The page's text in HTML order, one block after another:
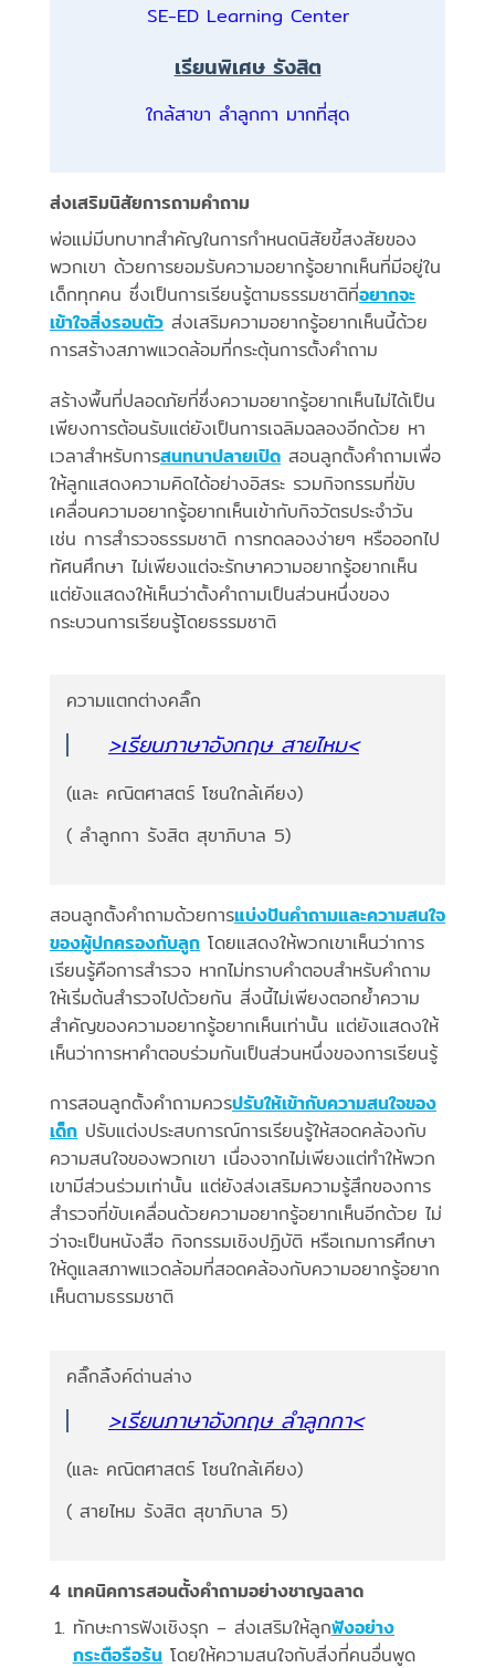
SE-ED Learning Center
เรียนพิเศษ รังสิต
ใกล้สาขา ลำลูกกา มากที่สุด
ส่งเสริมนิสัยการถามคำถาม
พ่อแม่มีบทบาทสำคัญในการกำหนดนิสัยขี้สงสัยของ
พวกเขา ด้วยการยอมรับความอยากรู้อยากเห็นที่มีอยู่ใน
เด็กทุกคน ซึ่งเป็นการเรียนรู้ตามธรรมชาติที่อยากจะ
เข้าใจสิ่งรอบตัว ส่งเสริมความอยากรู้อยากเห็นนี้ด้วย
การสร้างสภาพแวดล้อมที่กระตุ้นการตั้งคำถาม
สร้างพื้นที่ปลอดภัยที่ซึ่งความอยากรู้อยากเห็นไม่ได้เป็น
เพียงการต้อนรับแต่ยังเป็นการเฉลิมฉลองอีกด้วย หา
เวลาสำหรับการสนทนาปลายเปิด สอนลูกตั้งคำถามเพื่อ
ให้ลูกแสดงความคิดได้อย่างอิสระ รวมกิจกรรมที่ขับ
เคลื่อนความอยากรู้อยากเห็นเข้ากับกิจวัตรประจำวัน
เช่น การสำรวจธรรมชาติ การทดลองง่ายๆ หรือออกไป
ทัศนศึกษา ไม่เพียงแต่จะรักษาความอยากรู้อยากเห็น
แต่ยังแสดงให้เห็นว่าตั้งคำถามเป็นส่วนหนึ่งของ
กระบวนการเรียนรู้โดยธรรมชาติ
ความแตกต่างคลิ๊ก
>เรียนภาษาอังกฤษ สายไหม<
(และ คณิตศาสตร์ โซนใกล้เคียง)
( ลำลูกกา รังสิต สุขาภิบาล 5)
สอนลูกตั้งคำถามด้วยการแบ่งปันคำถามและความสนใจ
ของผู้ปกครองกับลูก โดยแสดงให้พวกเขาเห็นว่าการ
เรียนรู้คือการสำรวจ หากไม่ทราบคำตอบสำหรับคำถาม
ให้เริ่มต้นสำรวจไปด้วยกัน สิ่งนี้ไม่เพียงตอกย้ำความ
สำคัญของความอยากรู้อยากเห็นเท่านั้น แต่ยังแสดงให้
เห็นว่าการหาคำตอบร่วมกันเป็นส่วนหนึ่งของการเรียนรู้
การสอนลูกตั้งคำถามควรปรับให้เข้ากับความสนใจของ
เด็ก ปรับแต่งประสบการณ์การเรียนรู้ให้สอดคล้องกับ
ความสนใจของพวกเขา เนื่องจากไม่เพียงแต่ทำให้พวก
เขามีส่วนร่วมเท่านั้น แต่ยังส่งเสริมความรู้สึกของการ
สำรวจที่ขับเคลื่อนด้วยความอยากรู้อยากเห็นอีกด้วย ไม่
ว่าจะเป็นหนังสือ กิจกรรมเชิงปฏิบัติ หรือเกมการศึกษา
ให้ดูแลสภาพแวดล้อมที่สอดคล้องกับความอยากรู้อยาก
เห็นตามธรรมชาติ
คลิ๊กลิ้งค์ด่านล่าง
>เรียนภาษาอังกฤษ ลำลูกกา<
(และ คณิตศาสตร์ โซนใกล้เคียง)
( สายไหม รังสิต สุขาภิบาล 5)
4 เทคนิคการสอนตั้งคำถามอย่างชาญฉลาด
ทักษะการฟังเชิงรุก – ส่งเสริมให้ลูกฟังอย่าง
กระตือรือร้นโดยให้ความสนใจกับสิ่งที่คนอื่นพูด